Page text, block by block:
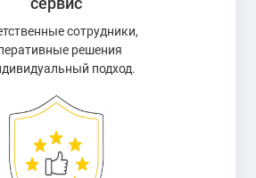
кристаллами Swarovski
сериях.
элементы: аверс с
(или символом США),
композицией, гурт с насечкой или
от дизайна.
сотрудники,
решения
подход.